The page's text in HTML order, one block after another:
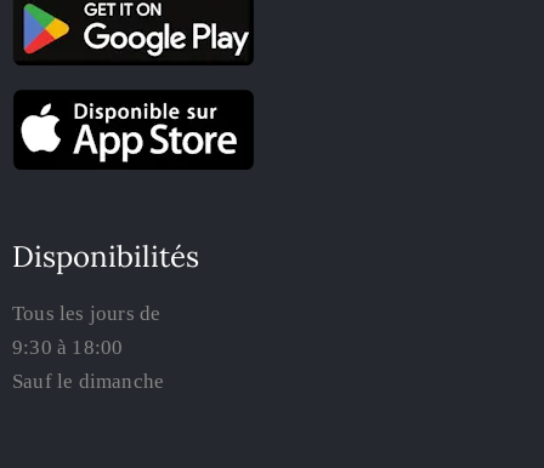
Disponibilités
Tous les jours de
9:30 à 18:00
Sauf le dimanche